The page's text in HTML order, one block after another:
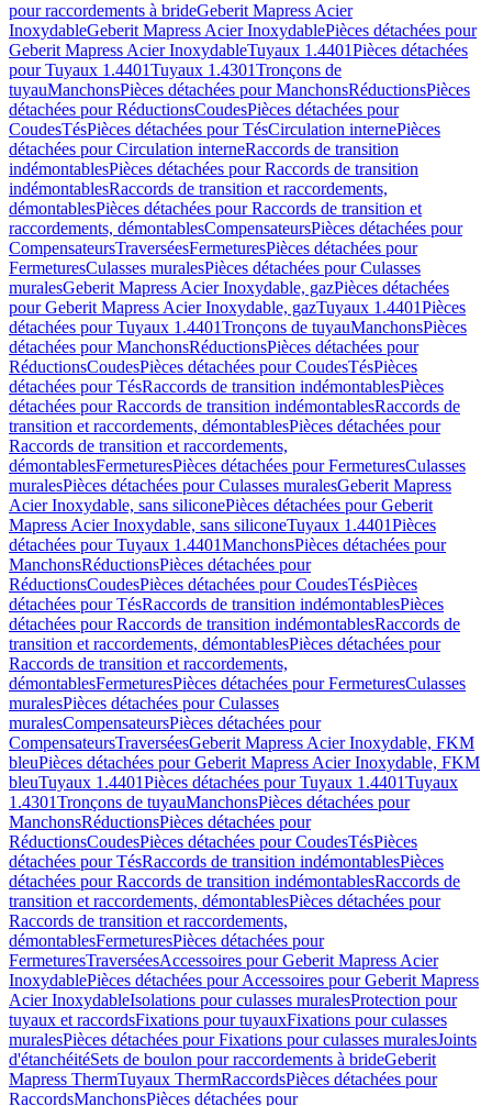
pour raccordements à brideGeberit Mapress Acier
InoxydableGeberit Mapress Acier InoxydablePièces détachées pour
Geberit Mapress Acier InoxydableTuyaux 1.4401Pièces détachées
pour Tuyaux 1.4401Tuyaux 1.4301Tronçons de
tuyauManchonsPièces détachées pour ManchonsRéductionsPièces
détachées pour RéductionsCoudesPièces détachées pour
CoudesTésPièces détachées pour TésCirculation internePièces
détachées pour Circulation interneRaccords de transition
indémontablesPièces détachées pour Raccords de transition
indémontablesRaccords de transition et raccordements,
démontablesPièces détachées pour Raccords de transition et
raccordements, démontablesCompensateursPièces détachées pour
CompensateursTraverséesFermeturesPièces détachées pour
FermeturesCulasses muralesPièces détachées pour Culasses
muralesGeberit Mapress Acier Inoxydable, gazPièces détachées
pour Geberit Mapress Acier Inoxydable, gazTuyaux 1.4401Pièces
détachées pour Tuyaux 1.4401Tronçons de tuyauManchonsPièces
détachées pour ManchonsRéductionsPièces détachées pour
RéductionsCoudesPièces détachées pour CoudesTésPièces
détachées pour TésRaccords de transition indémontablesPièces
détachées pour Raccords de transition indémontablesRaccords de
transition et raccordements, démontablesPièces détachées pour
Raccords de transition et raccordements,
démontablesFermeturesPièces détachées pour FermeturesCulasses
muralesPièces détachées pour Culasses muralesGeberit Mapress
Acier Inoxydable, sans siliconePièces détachées pour Geberit
Mapress Acier Inoxydable, sans siliconeTuyaux 1.4401Pièces
détachées pour Tuyaux 1.4401ManchonsPièces détachées pour
ManchonsRéductionsPièces détachées pour
RéductionsCoudesPièces détachées pour CoudesTésPièces
détachées pour TésRaccords de transition indémontablesPièces
détachées pour Raccords de transition indémontablesRaccords de
transition et raccordements, démontablesPièces détachées pour
Raccords de transition et raccordements,
démontablesFermeturesPièces détachées pour FermeturesCulasses
muralesPièces détachées pour Culasses
muralesCompensateursPièces détachées pour
CompensateursTraverséesGeberit Mapress Acier Inoxydable, FKM
bleuPièces détachées pour Geberit Mapress Acier Inoxydable, FKM
bleuTuyaux 1.4401Pièces détachées pour Tuyaux 1.4401Tuyaux
1.4301Tronçons de tuyauManchonsPièces détachées pour
ManchonsRéductionsPièces détachées pour
RéductionsCoudesPièces détachées pour CoudesTésPièces
détachées pour TésRaccords de transition indémontablesPièces
détachées pour Raccords de transition indémontablesRaccords de
transition et raccordements, démontablesPièces détachées pour
Raccords de transition et raccordements,
démontablesFermeturesPièces détachées pour
FermeturesTraverséesAccessoires pour Geberit Mapress Acier
InoxydablePièces détachées pour Accessoires pour Geberit Mapress
Acier InoxydableIsolations pour culasses muralesProtection pour
tuyaux et raccordsFixations pour tuyauxFixations pour culasses
muralesPièces détachées pour Fixations pour culasses muralesJoints
d'étanchéitéSets de boulon pour raccordements à brideGeberit
Mapress ThermTuyaux ThermRaccordsPièces détachées pour
RaccordsManchonsPièces détachées pour